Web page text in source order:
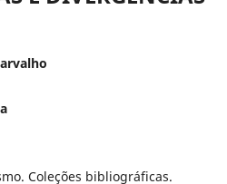
Coleções bibliográficas.